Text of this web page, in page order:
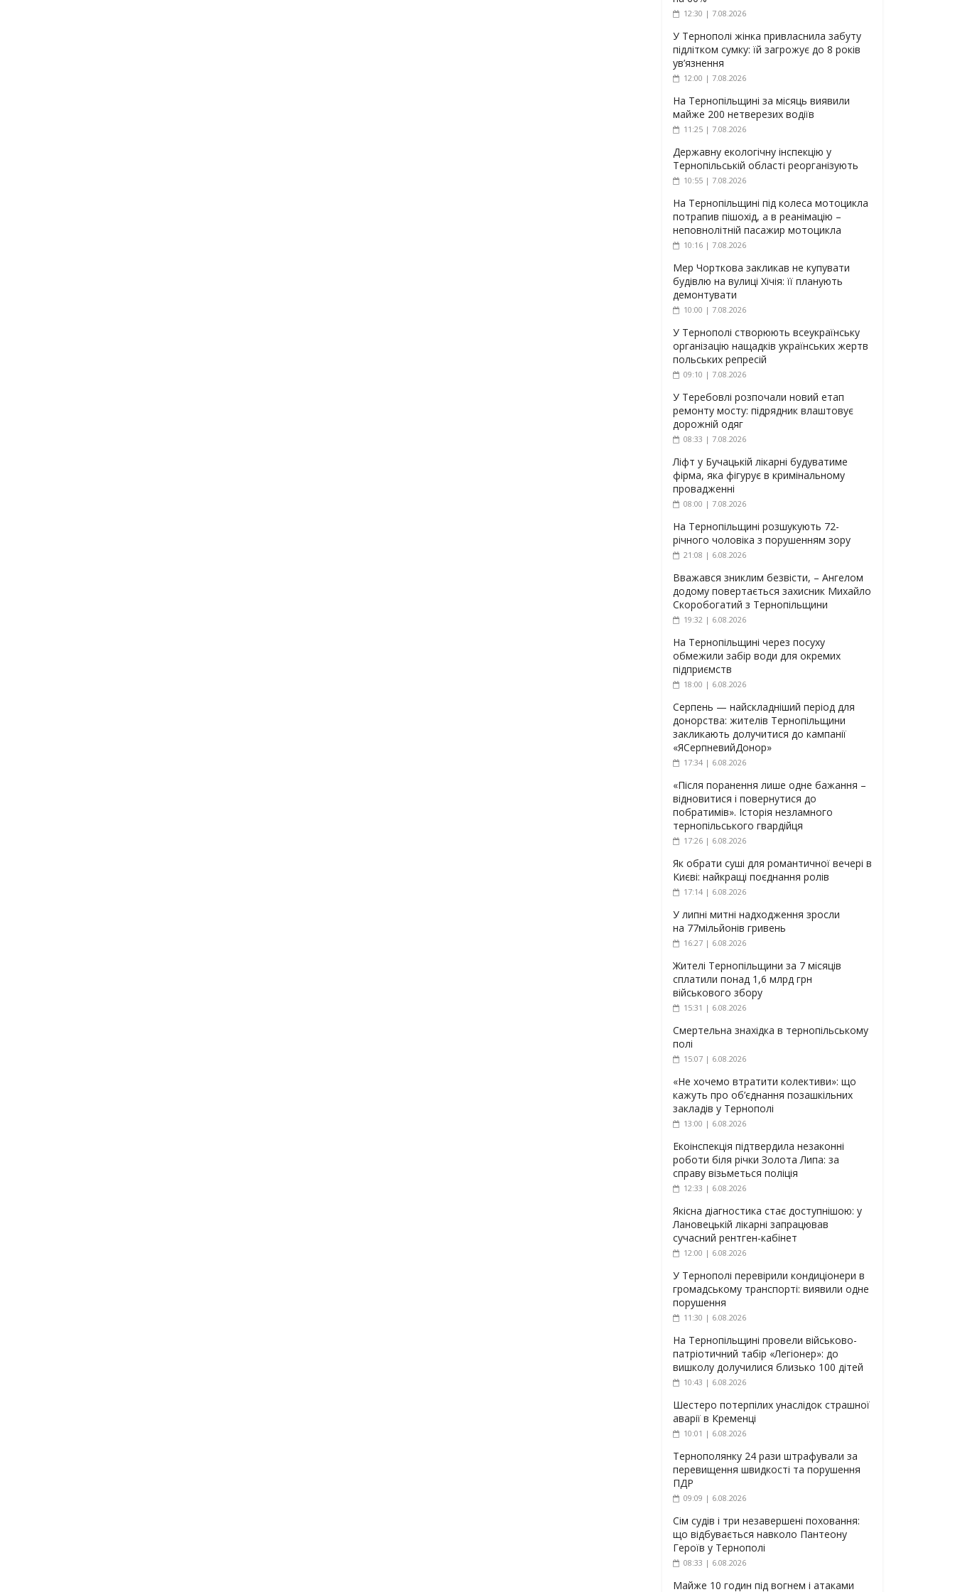
12:30 | 7.08.2026
У Тернополі жінка привласнила забуту
підлітком сумку: їй загрожує до 8 років
ув’язнення
12:00 | 7.08.2026
На Тернопільщині за місяць виявили
майже 200 нетверезих водіїв
11:25 | 7.08.2026
Державну екологічну інспекцію у
Тернопільській області реорганізують
10:55 | 7.08.2026
На Тернопільщині під колеса мотоцикла
потрапив пішохід, а в реанімацію –
неповнолітній пасажир мотоцикла
10:16 | 7.08.2026
Мер Чорткова закликав не купувати
будівлю на вулиці Хічія: її планують
демонтувати
10:00 | 7.08.2026
У Тернополі створюють всеукраїнську
організацію нащадків українських жертв
польських репресій
09:10 | 7.08.2026
У Теребовлі розпочали новий етап
ремонту мосту: підрядник влаштовує
дорожній одяг
08:33 | 7.08.2026
Ліфт у Бучацькій лікарні будуватиме
фірма, яка фігурує в кримінальному
провадженні
08:00 | 7.08.2026
На Тернопільщині розшукують 72-
річного чоловіка з порушенням зору
21:08 | 6.08.2026
Вважався зниклим безвісти, – Ангелом
додому повертається захисник Михайло
Скоробогатий з Тернопільщини
19:32 | 6.08.2026
На Тернопільщині через посуху
обмежили забір води для окремих
підприємств
18:00 | 6.08.2026
Серпень — найскладніший період для
донорства: жителів Тернопільщини
закликають долучитися до кампанії
«ЯСерпневийДонор»
17:34 | 6.08.2026
«Після поранення лише одне бажання –
відновитися і повернутися до
побратимів». Історія незламного
тернопільського гвардійця
17:26 | 6.08.2026
Як обрати суші для романтичної вечері в
Києві: найкращі поєднання ролів
17:14 | 6.08.2026
У липні митні надходження зросли
на 77мільйонів гривень
16:27 | 6.08.2026
Жителі Тернопільщини за 7 місяців
сплатили понад 1,6 млрд грн
військового збору
15:31 | 6.08.2026
Смертельна знахідка в тернопільському
полі
15:07 | 6.08.2026
«Не хочемо втратити колективи»: що
кажуть про об’єднання позашкільних
закладів у Тернополі
13:00 | 6.08.2026
Екоінспекція підтвердила незаконні
роботи біля річки Золота Липа: за
справу візьметься поліція
12:33 | 6.08.2026
Якісна діагностика стає доступнішою: у
Лановецькій лікарні запрацював
сучасний рентген-кабінет
12:00 | 6.08.2026
У Тернополі перевірили кондиціонери в
громадському транспорті: виявили одне
порушення
11:30 | 6.08.2026
На Тернопільщині провели військово-
патріотичний табір «Легіонер»: до
вишколу долучилися близько 100 дітей
10:43 | 6.08.2026
Шестеро потерпілих унаслідок страшної
аварії в Кременці
10:01 | 6.08.2026
Тернополянку 24 рази штрафували за
перевищення швидкості та порушення
ПДР
09:09 | 6.08.2026
Сім судів і три незавершені поховання:
що відбувається навколо Пантеону
Героїв у Тернополі
08:33 | 6.08.2026
Майже 10 годин під вогнем і атаками